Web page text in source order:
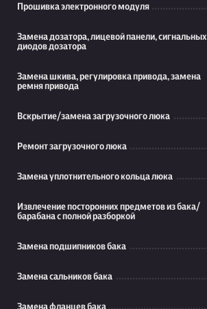
Прошивка электронного модуля
Замена дозатора, лицевой панели, сигнальных
диодов дозатора
Замена шкива, регулировка привода, замена
ремня привода
Вскрытие/замена загрузочного люка
Ремонт загрузочного люка
Замена уплотнительного кольца люка
Извлечение посторонних предметов из бака/
барабана с полной разборкой
Замена подшипников бака
Замена сальников бака
Замена фланцев бака